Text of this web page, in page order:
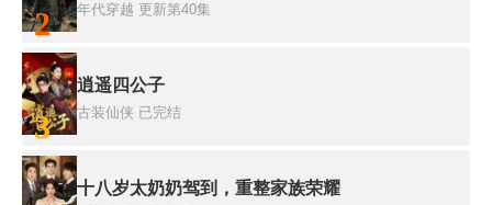
2 年代穿越 更新第40集
3
逍遥四公子
古装仙侠 已完结
十八岁太奶奶驾到，重整家族荣耀